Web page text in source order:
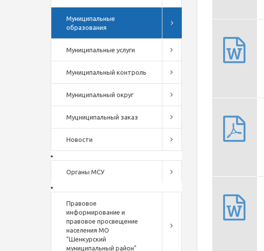
Муниципальные
образования
Муниципальные услуги
Муниципальный контроль
Муниципальный округ
Муцниципальный заказ
Новости
Органы МСУ
Правовое
информирование и
правовое просвещение
населения МО
"Шенкурский
муниципальный район"